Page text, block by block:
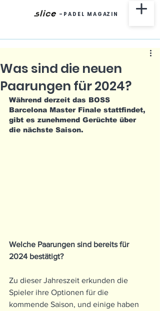
- P A D E L M A G AZ I N
Was sind die neuen
Paarungen für 2024?
Während derzeit das BOSS
Barcelona Master Finale stattfindet,
gibt es zunehmend Gerüchte über
die nächste Saison.
Welche Paarungen sind bereits für
2024 bestätigt?
Zu dieser Jahreszeit erkunden die
Spieler ihre Optionen für die
kommende Saison, und einige haben